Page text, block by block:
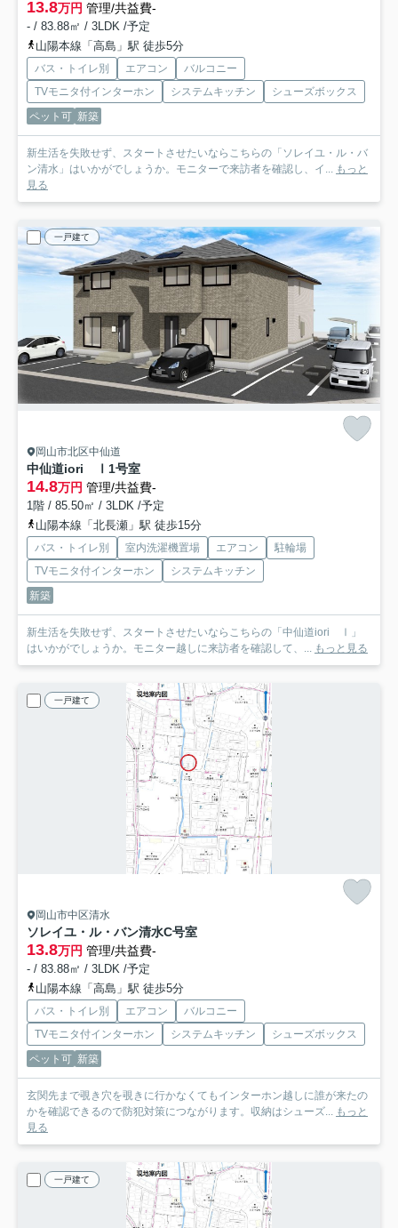
13.8万円 管理/共益費-
- / 83.88㎡ / 3LDK /予定
山陽本線「高島」駅 徒歩5分
バス・トイレ別 エアコン
バルコニー
TVモニタ付インターホン
システムキッチン
シューズボックス
ペット可 新築
新生活を失敗せず、スタートさせたいならこちらの「ソレイユ・ル・バ
ン清水」はいかがでしょうか。モニターで来訪者を確認し、イ... もっと
見る
一戸建て
岡山市北区中仙道
中仙道iori Ⅰ 1号室
14.8万円 管理/共益費-
1階 / 85.50㎡ / 3LDK /予定
山陽本線「北長瀬」駅 徒歩15分
バス・トイレ別 室内洗濯機置場 エアコン
駐輪場
TVモニタ付インターホン
システムキッチン
新築
新生活を失敗せず、スタートさせたいならこちらの「中仙道iori Ⅰ」
はいかがでしょうか。モニター越しに来訪者を確認して、... もっと見る
一戸建て
岡山市中区清水
ソレイユ・ル・バン清水C号室
13.8万円 管理/共益費-
- / 83.88㎡ / 3LDK /予定
山陽本線「高島」駅 徒歩5分
バス・トイレ別 エアコン
バルコニー
TVモニタ付インターホン
システムキッチン
シューズボックス
ペット可 新築
玄関先まで覗き穴を覗きに行かなくてもインターホン越しに誰が来たの
かを確認できるので防犯対策につながります。収納はシューズ... もっと
見る
一戸建て